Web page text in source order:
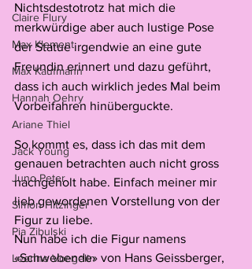
Claire Flury
Max Klement
Max Kaufmann
Hannah Oehry
Ariane Thiel
Jack Young
Juno Peter
Simon Hitzinger
Pia Zibulski
Leonne Voegelin
Nichtsdestotrotz hat mich die
merkwürdige aber auch lustige Pose
der Statue irgendwie an eine gute
Freundin erinnert und dazu geführt,
dass ich auch wirklich jedes Mal beim
Vorbeifahren hinüberguckte.
So kommt es, dass ich das mit dem
genauen betrachten auch nicht gross
nachgeholt habe. Einfach meiner mir
lieb gewordenen Vorstellung von der
Figur zu liebe.
Nun habe ich die Figur namens
«Schwebende» von Hans Geissberger,